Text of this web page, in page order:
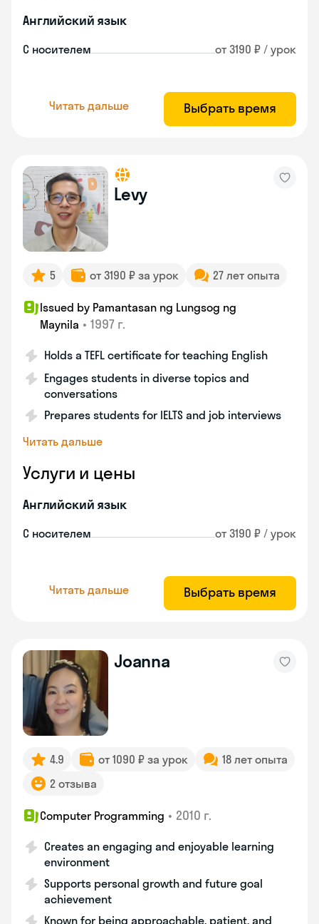
Английский язык
С носителем от 3190 ₽ / урок
Читать дальше Выбрать время
Levy
5 от 3190 ₽ за урок 27 лет опыта
Issued by Pamantasan ng Lungsog ng
Maynila • 1997 г.
Holds a TEFL certificate for teaching English
Engages students in diverse topics and
conversations
Prepares students for IELTS and job interviews
Читать дальше
Услуги и цены
Английский язык
С носителем от 3190 ₽ / урок
Читать дальше Выбрать время
Joanna
4.9 от 1090 ₽ за урок
18 лет опыта
2 отзыва
Computer Programming • 2010 г.
Creates an engaging and enjoyable learning
environment
Supports personal growth and future goal
achievement
Known for being approachable, patient, and